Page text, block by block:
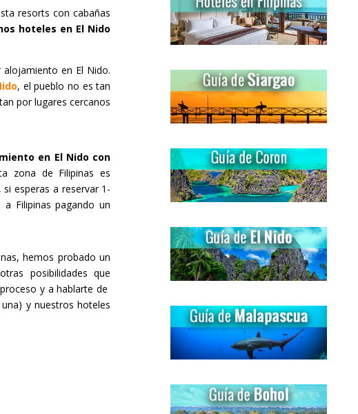
resorts con cabañas
hoteles en El Nido
alojamiento en El Nido.
, el pueblo no es tan
por lugares cercanos
en El Nido con
zona de Filipinas es
esperas a reservar 1-
Filipinas pagando un
hemos probado un
posibilidades que
y a hablarte de
y nuestros hoteles